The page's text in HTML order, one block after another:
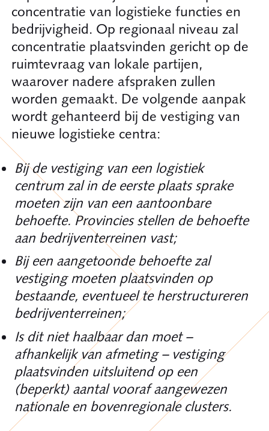
concentratie van logistieke functies en
bedrijvigheid. Op regionaal niveau zal
concentratie plaatsvinden gericht op de
ruimtevraag van lokale partijen,
waarover nadere afspraken zullen
worden gemaakt. De volgende aanpak
wordt gehanteerd bij de vestiging van
nieuwe logistieke centra:
Bij de vestiging van een logistiek
centrum zal in de eerste plaats sprake
moeten zijn van een aantoonbare
behoefte. Provincies stellen de behoefte
aan bedrijventerreinen vast;
Bij een aangetoonde behoefte zal
vestiging moeten plaatsvinden op
bestaande, eventueel te herstructureren
bedrijventerreinen;
Is dit niet haalbaar dan moet –
afhankelijk van afmeting – vestiging
plaatsvinden uitsluitend op een
(beperkt) aantal vooraf aangewezen
nationale en bovenregionale clusters.